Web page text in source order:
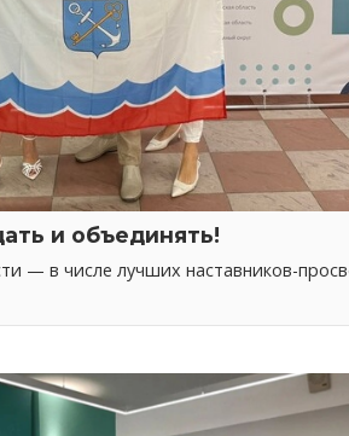
и объединять!
— в числе лучших наставников-